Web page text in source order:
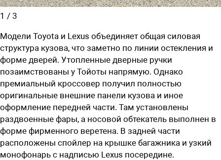
1 / 3
Модели Toyota и Lexus объединяет общая силовая
структура кузова, что заметно по линии остекления и
форме дверей. Утопленные дверные ручки
позаимствованы у Тойоты напрямую. Однако
премиальный кроссовер получил полностью
оригинальные внешние панели кузова и иное
оформление передней части. Там установлены
раздвоенные фары, а носовой обтекатель выполнен в
форме фирменного веретена. В задней части
расположены спойлер на крышке багажника и узкий
монофонарь с надписью Lexus посередине.